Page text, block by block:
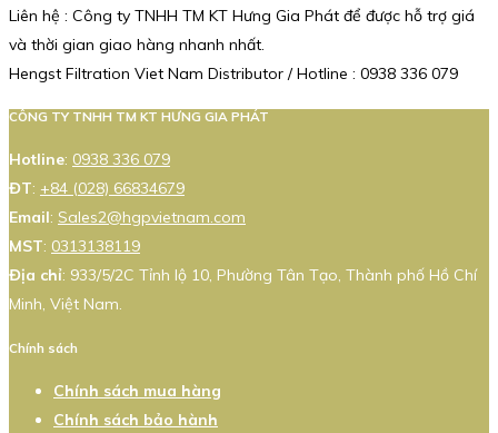
Liên hệ : Công ty TNHH TM KT Hưng Gia Phát để được hỗ trợ giá
và thời gian giao hàng nhanh nhất.
Hengst Filtration Viet Nam Distributor / Hotline : 0938 336 079
CÔNG TY TNHH TM KT HƯNG GIA PHÁT
Hotline: 0938 336 079
ĐT: +84 (028) 66834679
Email: Sales2@hgpvietnam.com
MST: 0313138119
Địa chỉ: 933/5/2C Tỉnh lộ 10, Phường Tân Tạo, Thành phố Hồ Chí
Minh, Việt Nam.
Chính sách
Chính sách mua hàng
Chính sách bảo hành